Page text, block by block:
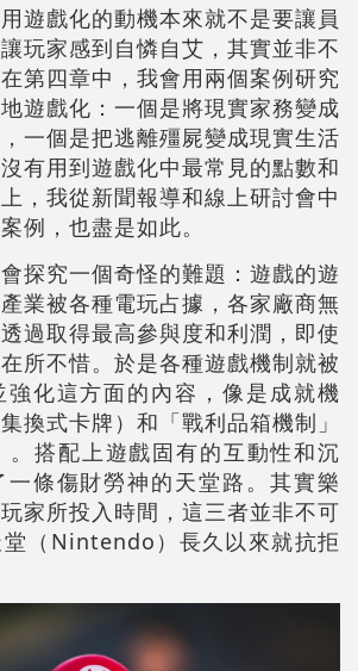
遊戲化的動機本來就不是要讓員
玩家感到自憐自艾，其實並非不
第四章中，我會用兩個案例研究
遊戲化：一個是將現實家務變成
一個是把逃離殭屍變成現實生活
有用到遊戲化中最常見的點數和
，我從新聞報導和線上研討會中
例，也盡是如此。
探究一個奇怪的難題：遊戲的遊
業被各種電玩占據，各家廠商無
過取得最高參與度和利潤，即使
所不惜。於是各種遊戲機制就被
化這方面的內容，像是成就機
換式卡牌）和「戰利品箱機制」
。搭配上遊戲固有的互動性和沉
條傷財勞神的天堂路。其實樂
家所投入時間，這三者並非不可
（Nintendo）長久以來就抗拒